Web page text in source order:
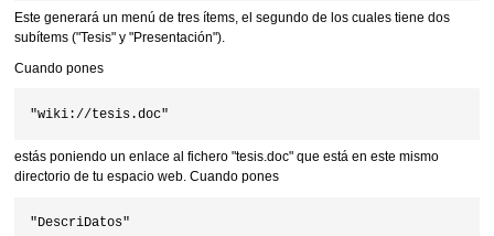
Este generará un menú de tres ítems, el segundo de los cuales tiene dos
subítems ("Tesis" y "Presentación").
Cuando pones
estás poniendo un enlace al fichero "tesis.doc" que está en este mismo
directorio de tu espacio web. Cuando pones